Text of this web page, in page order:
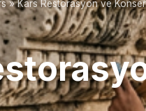
» Kars Restorasyon ve